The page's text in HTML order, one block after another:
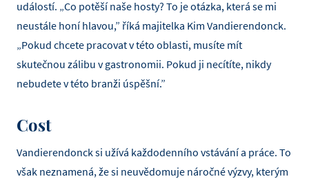
událostí. „Co potěší naše hosty? To je otázka, která se mi
neustále honí hlavou,” říká majitelka Kim Vandierendonck.
„Pokud chcete pracovat v této oblasti, musíte mít
skutečnou zálibu v gastronomii. Pokud ji necítíte, nikdy
nebudete v této branži úspěšní.”
Cost
Vandierendonck si užívá každodenního vstávání a práce. To
však neznamená, že si neuvědomuje náročné výzvy, kterým